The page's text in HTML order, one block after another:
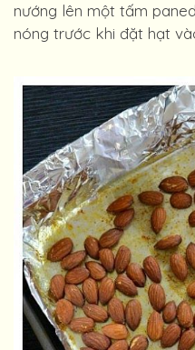
nướng lên một tấm
nóng trước khi đặt hạt